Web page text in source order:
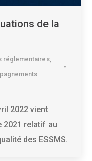
de la
réglementaires,
2022 vient
2021 relatif au
des ESSMS.